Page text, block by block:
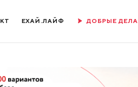
ЕХАЙ.ЛАЙФ ДОБРЫЕ ДЕЛА